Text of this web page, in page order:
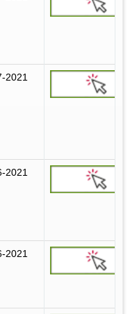
2021
2021
2021